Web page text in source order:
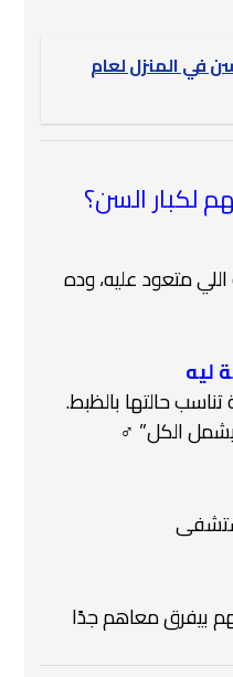
في المنزل لعام
لكبار السن؟
متعود عليه، وده
ليه
حالتها بالظبط.
الكل” ‍♂️
بيفرق معاهم جدًا